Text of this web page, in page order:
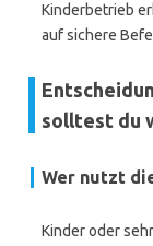
Kinderbetrieb
auf sichere
solltest du
Wer nutzt
Kinder oder